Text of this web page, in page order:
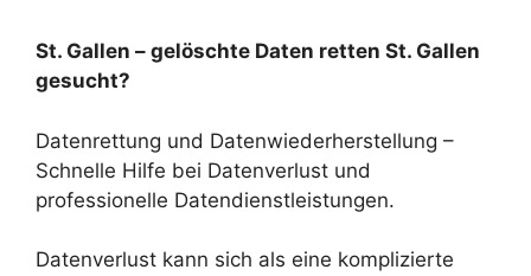
St. Gallen – gelöschte Daten retten St. Gallen
gesucht?
Datenrettung und Datenwiederherstellung –
Schnelle Hilfe bei Datenverlust und
professionelle Datendienstleistungen.
Datenverlust kann sich als eine komplizierte